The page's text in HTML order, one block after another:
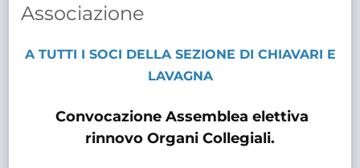
Associazione
A TUTTI I SOCI DELLA SEZIONE DI CHIAVARI E
LAVAGNA
Convocazione Assemblea elettiva
rinnovo Organi Collegiali.